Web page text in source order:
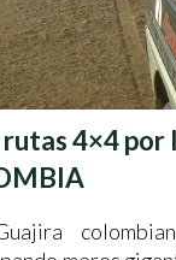
4×4 por